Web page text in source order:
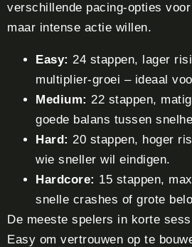
verschillende pacing-opties
maar intense actie willen.
Easy: 24 stappen, lager
multiplier-groei – ideaal
Medium: 22 stappen,
goede balans tussen
Hard: 20 stappen, hoger
wie sneller wil eindigen.
Hardcore: 15 stappen,
snelle crashes of grote
De meeste spelers in korte
Easy om vertrouwen op te